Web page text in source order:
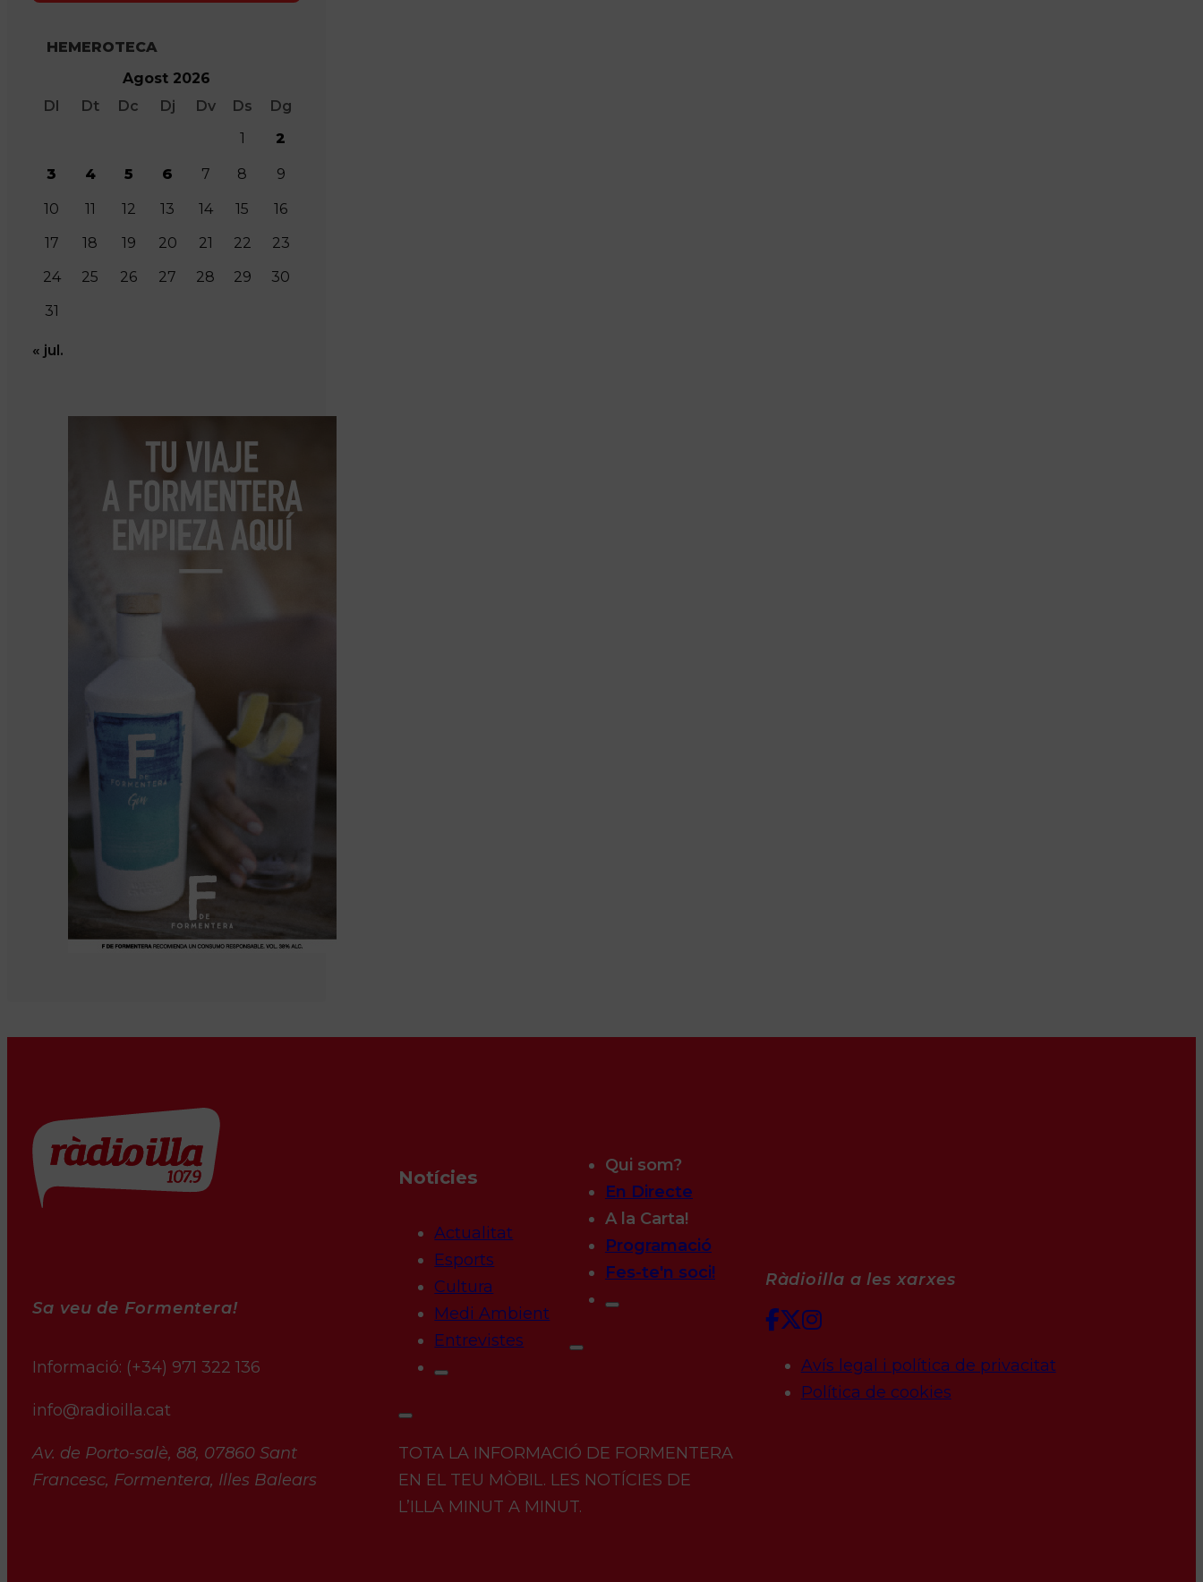
HEMEROTECA
Agost 2026
Dl
Dt Dc Dj Dv Ds
Dg
1
2
3 4 5 6 7 8 9
10 11 12 13 14 15
16
17
18 19 20 21 22
23
24
25 26 27 28 29
30
31
« jul.
Sa veu de Formentera!
Informació: (+34) 971 322 136
info@radioilla.cat
Av. de Porto-salè, 88, 07860 Sant
Francesc, Formentera, Illes Balears
Notícies
Actualitat
Esports
Cultura
Medi Ambient
Entrevistes
Qui som?
En Directe
A la Carta!
Programació
Fes-te'n soci!
TOTA LA INFORMACIÓ DE FORMENTERA
EN EL TEU MÒBIL. LES NOTÍCIES DE
L’ILLA MINUT A MINUT.
Ràdioilla a les xarxes
Avís legal i política de privacitat
Política de cookies